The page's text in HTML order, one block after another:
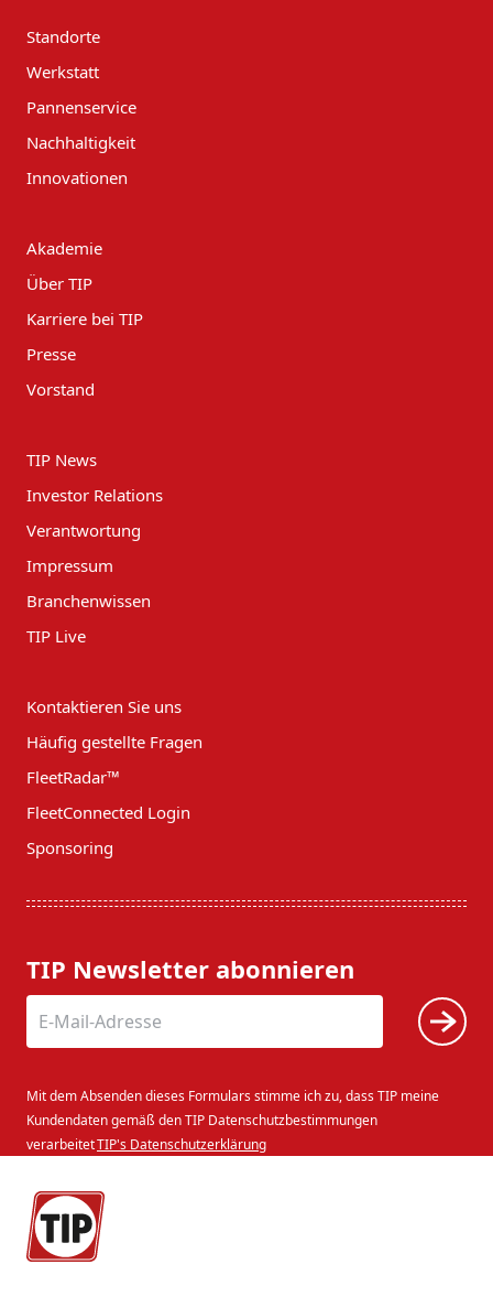
Standorte
Werkstatt
Pannenservice
Nachhaltigkeit
Innovationen
Akademie
Über TIP
Karriere bei TIP
Presse
Vorstand
TIP News
Investor Relations
Verantwortung
Impressum
Branchenwissen
TIP Live
Kontaktieren Sie uns
Häufig gestellte Fragen
FleetRadar™
FleetConnected Login
Sponsoring
TIP Newsletter abonnieren
Mit dem Absenden dieses Formulars stimme ich zu, dass TIP meine
Kundendaten gemäß den TIP Datenschutzbestimmungen
verarbeitetTIP's Datenschutzerklärung